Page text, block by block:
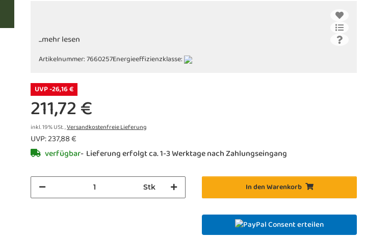
...mehr lesen
Artikelnummer:7660257Energieeffizienzklasse:
UVP -26,16 €
211,72 €
inkl. 19% USt. ,Versandkostenfreie Lieferung
UVP:237,88 €
verfügbar Lieferung erfolgt ca. 1-3 Werktage nach Zahlungseingang
Stk In den Warenkorb
Consent erteilen